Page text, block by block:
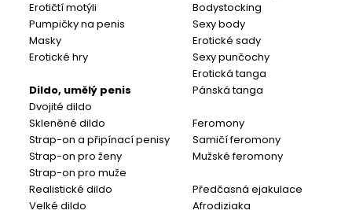
Erotičtí motýli
Pumpičky na penis
Masky
Erotické hry
Dildo, umělý penis
Dvojité dildo
Skleněné dildo
Strap-on a připínací penisy
Strap-on pro ženy
Strap-on pro muže
Realistické dildo
Velké dildo
Bodystocking
Sexy body
Erotické sady
Sexy punčochy
Erotická tanga
Pánská tanga
Feromony
Samičí feromony
Mužské feromony
Předčasná ejakulace
Afrodiziaka